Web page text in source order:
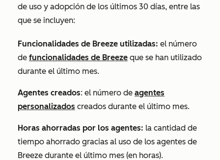
de uso y adopción de los últimos 30 días, entre las
que se incluyen:
Funcionalidades de Breeze utilizadas: el número
de funcionalidades de Breeze que se han utilizado
durante el último mes.
Agentes creados: el número de agentes
personalizados creados durante el último mes.
Horas ahorradas por los agentes: la cantidad de
tiempo ahorrado gracias al uso de los agentes de
Breeze durante el último mes (en horas).